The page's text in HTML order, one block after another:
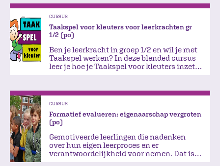
CURSUS
Taakspel voor kleuters voor leerkrachten gr
1/2 (po)
Ben je leerkracht in groep 1/2 en wil je met
Taakspel werken? In deze blended cursus
leer je hoe je Taakspel voor kleuters inzet
CURSUS
Formatief evalueren: eigenaarschap vergroten
(po)
Gemotiveerde leerlingen die nadenken
over hun eigen leerproces en er
verantwoordelijkheid voor nemen. Dat is